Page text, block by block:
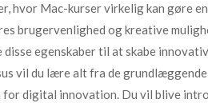
hvor Mac-kurser virkelig kan gøre
brugervenlighed og kreative
egenskaber til at skabe
vil du lære alt fra de
for digital innovation. Du vil blive